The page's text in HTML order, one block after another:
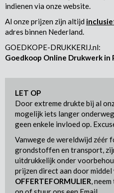
indienen via onze website.
Al onze prijzen zijn altijd
adres binnen Nederland.
GOEDKOPE-DRUKKERIJ.nl:
Goedkoop Online Drukwerk in
LET OP
Door extreme drukte bij al
mogelijk iets langer
geen enkele invloed op.
Vanwege de wereldwijd zéér
grondstoffen en transport,
uitdrukkelijk onder
prijzen direct aan door
OFFERTEFORMULIER,